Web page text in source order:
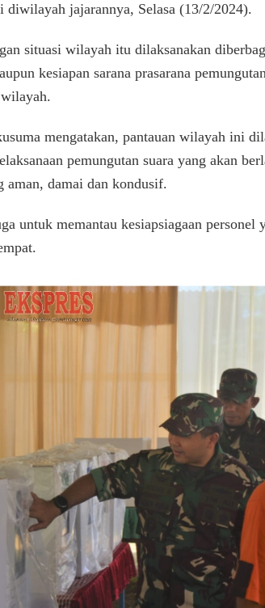
Suara
diwilayah jajarannya, Selasa (13/2/2024).
situasi wilayah itu dilaksanakan
kesiapan sarana prasarana
mengatakan, pantauan wilayah ini
pemungutan suara yang akan
aman, damai dan kondusif.
untuk memantau kesiapsiagaan